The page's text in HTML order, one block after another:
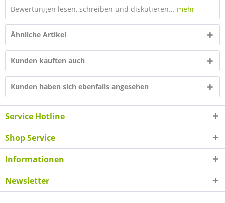
Bewertungen lesen, schreiben und diskutieren... mehr
Ähnliche Artikel
Kunden kauften auch
Kunden haben sich ebenfalls angesehen
Service Hotline
Shop Service
Informationen
Newsletter